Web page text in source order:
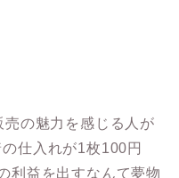
の魅力を感じる人が
仕入れが1枚100円
利益を出すなんて夢物